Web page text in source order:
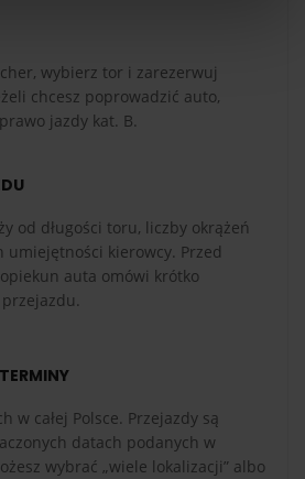
wybierz tor i zarezerwuj
chcesz poprowadzić auto,
jazdy kat. B.
od długości toru, liczby okrążeń
kierowcy. Przed
auta omówi krótko
przejazdu.
w całej Polsce. Przejazdy są
datach podanych w
wybrać „wiele lokalizacji” albo